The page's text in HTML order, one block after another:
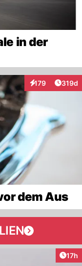
in der
179
Interaktionen319d
dem Aus
17h